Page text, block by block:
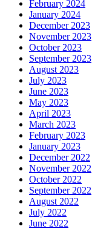
February 2024
January 2024
December 2023
November 2023
October 2023
September 2023
August 2023
July 2023
June 2023
May 2023
April 2023
March 2023
February 2023
January 2023
December 2022
November 2022
October 2022
September 2022
August 2022
July 2022
June 2022